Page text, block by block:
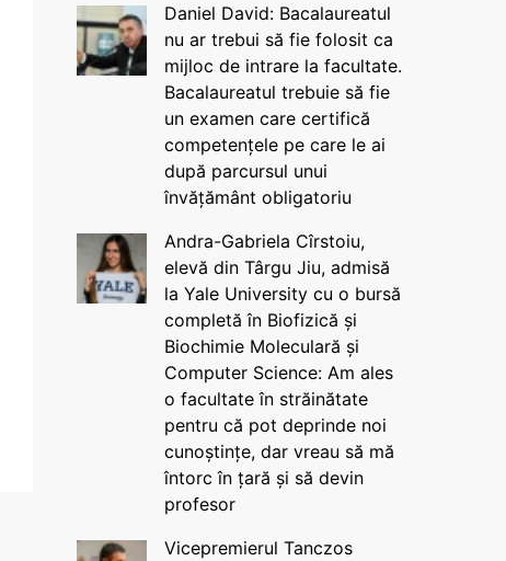
Daniel David: Bacalaureatul
nu ar trebui să fie folosit ca
mijloc de intrare la facultate.
Bacalaureatul trebuie să fie
un examen care certifică
competențele pe care le ai
după parcursul unui
învățământ obligatoriu
Andra-Gabriela Cîrstoiu,
elevă din Târgu Jiu, admisă
la Yale University cu o bursă
completă în Biofizică și
Biochimie Moleculară și
Computer Science: Am ales
o facultate în străinătate
pentru că pot deprinde noi
cunoștințe, dar vreau să mă
întorc în țară și să devin
profesor
Vicepremierul Tanczos